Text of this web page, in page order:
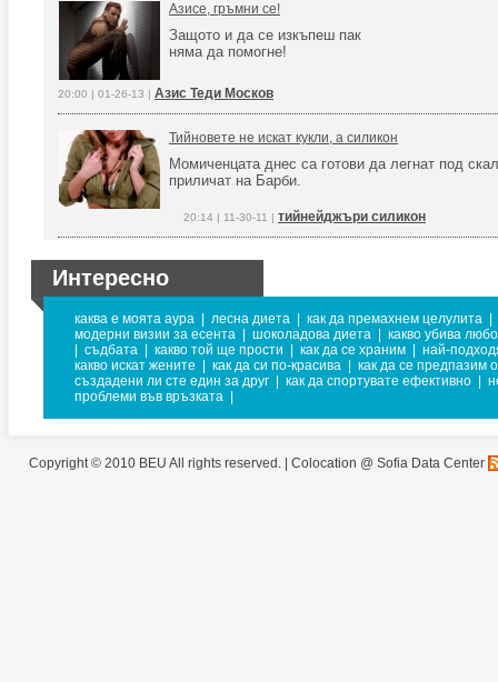
Азисе, гръмни се!
Защото и да се изкъпеш пак
няма да помогне!
20:00 | 01-26-13 | Азис Теди Москов
Тийновете не искат кукли, а силикон
Момиченцата днес са готови да легнат под
приличат на Барби.
20:14 | 11-30-11 | тийнейджъри силикон
Интересно
каква е моята аура лесна диета как да премахнем целулита
модерни визии за есента
шоколадова диета
какво убива
съдбата какво той ще прости как да се храним
най-
какво искат жените
как да си по-красива
как да се предпазим
създадени ли сте един за друг
как да спортувате ефективно
проблеми във връзката
Copyright © 2010 BEU All rights reserved. | Colocation @ Sofia Data Center